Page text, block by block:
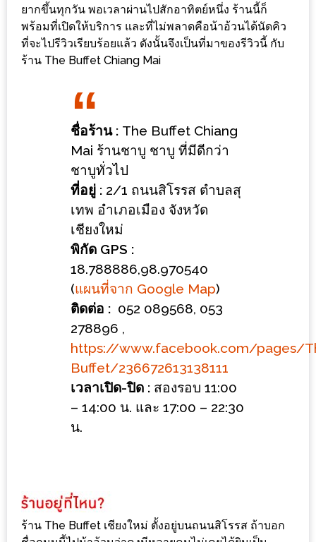
แม่ค้า
สวย
ร้าน
รวย
ของ
เชียงใหม่
ที่
ต้อง
ไป
ลอง
16
ร้าน
อร่อย
ที่
มา
ลอง
เชียงใหม่
CART
ยากขึ้นทุกวัน พอเวลาผ่านไปสักอาทิตย์หนึ่ง ร้านนี้ก็
พร้อมที่เปิดให้บริการ และที่ไม่พลาดคือน้าอ้วนได้นัดคิว
ที่จะไปรีวิวเรียบร้อยแล้ว ดังนั้นจึงเป็นที่มาของรีวิวนี้ กับ
ร้าน The Buffet Chiang Mai
ชื่อร้าน : The Buffet Chiang
Mai ร้านชาบู ชาบู ที่มีดีกว่า
ชาบูทั่วไป
ที่อยู่ : 2/1 ถนนสิโรรส ตำบลสุ
เทพ อำเภอเมือง จังหวัด
เชียงใหม่
พิกัด GPS :
18.788886,98.970540
(แผนที่จาก Google Map)
ติดต่อ : 052 089568, 053
278896 ,
https://www.facebook.com/pages/
Buffet/236672613138111
เวลาเปิด-ปิด : สองรอบ 11:00
– 14:00 น. และ 17:00 – 22:30
น.
ร้าน The Buffet เชียงใหม่ ตั้งอยู่บนถนนสิโรรส ถ้าบอก